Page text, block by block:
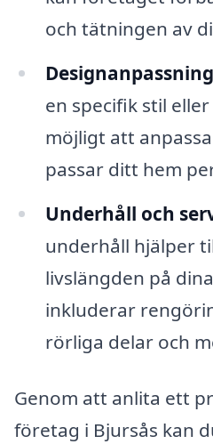
och tätningen av
en specifik stil
möjligt att
passar ditt hem
Underhåll och
underhåll hjälper
livslängden på
inkluderar
rörliga delar och
Genom att anlita ett
företag i Bjursås kan